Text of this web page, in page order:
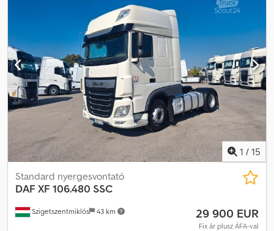
ablakemelő, ködlámpák, központi zár, légkondicionálás, =
További opciók és tartozékok = Cedpfx Aszrnvnenzsrf -
Klímaberendezés - Légrugós ülések - Rádió/CD-lejátszó -
Alvófülke - Oldalszoknyák = Megjegyzések = DAF XG480 Standard
2022, 544 km, XLRTEF5300G439554. Teljes spoiler csomag,
állóklíma, új G2v2 tachográf, digitális kijelző = További információk
= Első tengely: Kormányzott Saját tömeg: 8 043 kg Műszaki vizsga
(APK): érvényes 2027.01-ig
1 / 15
Szigetszentmiklós 43 km
Standard nyergesvontató
DAF XF 106.480 SSC
29 900 EUR
Fix ár plusz ÁFA-val